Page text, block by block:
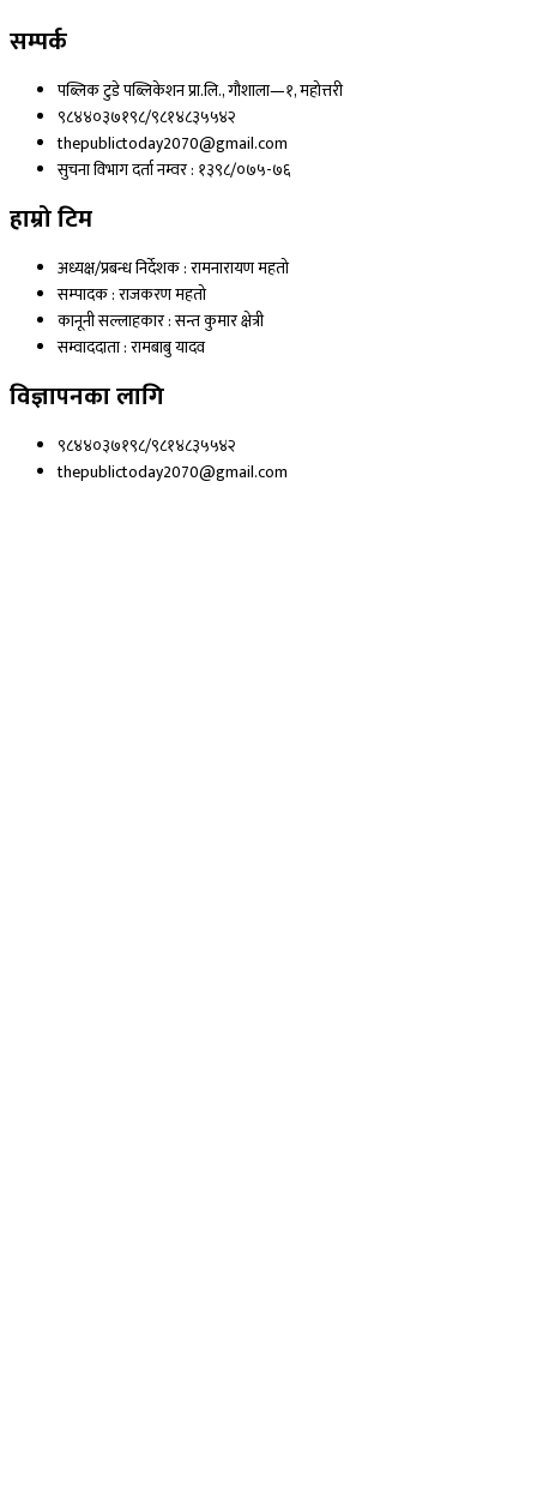
सम्पर्क
पब्लिक टुडे पब्लिकेशन प्रा.लि., गौशाला—१, महोत्तरी
९८४४०३७१९८/९८१४८३५५४२
thepublictoday2070@gmail.com
सुचना विभाग दर्ता नम्वर : १३९८/०७५-७६
हाम्रो टिम
अध्यक्ष/प्रबन्ध निर्देशक : रामनारायण महतो
सम्पादक : राजकरण महतो
कानूनी सल्लाहकार : सन्त कुमार क्षेत्री
सम्वाददाता : रामबाबु यादव
विज्ञापनका लागि
९८४४०३७१९८/९८१४८३५५४२
thepublictoday2070@gmail.com